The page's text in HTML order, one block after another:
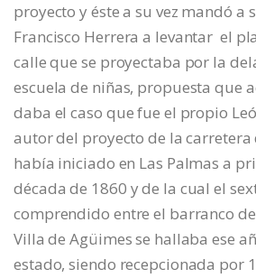
proyecto y éste a su vez mandó a
Francisco Herrera a levantar el
calle que se proyectaba por la
escuela de niñas, propuesta que
daba el caso que fue el propio
autor del proyecto de la carretera
había iniciado en Las Palmas a
década de 1860 y de la cual el
comprendido entre el barranco
Villa de Agüimes se hallaba ese
estado, siendo recepcionada por